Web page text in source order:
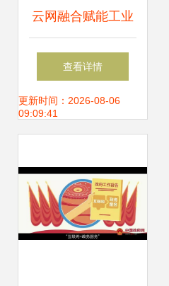
云网融合赋能工业
企业数字化转型
查看详情
更新时间：2026-08-06
09:09:41